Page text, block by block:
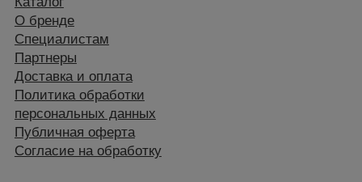
Канал Telegram
Вконтакте
Instagram*
(*принадлежит компании Meta, признанной
экстремистской и запрещённой на
территории РФ)